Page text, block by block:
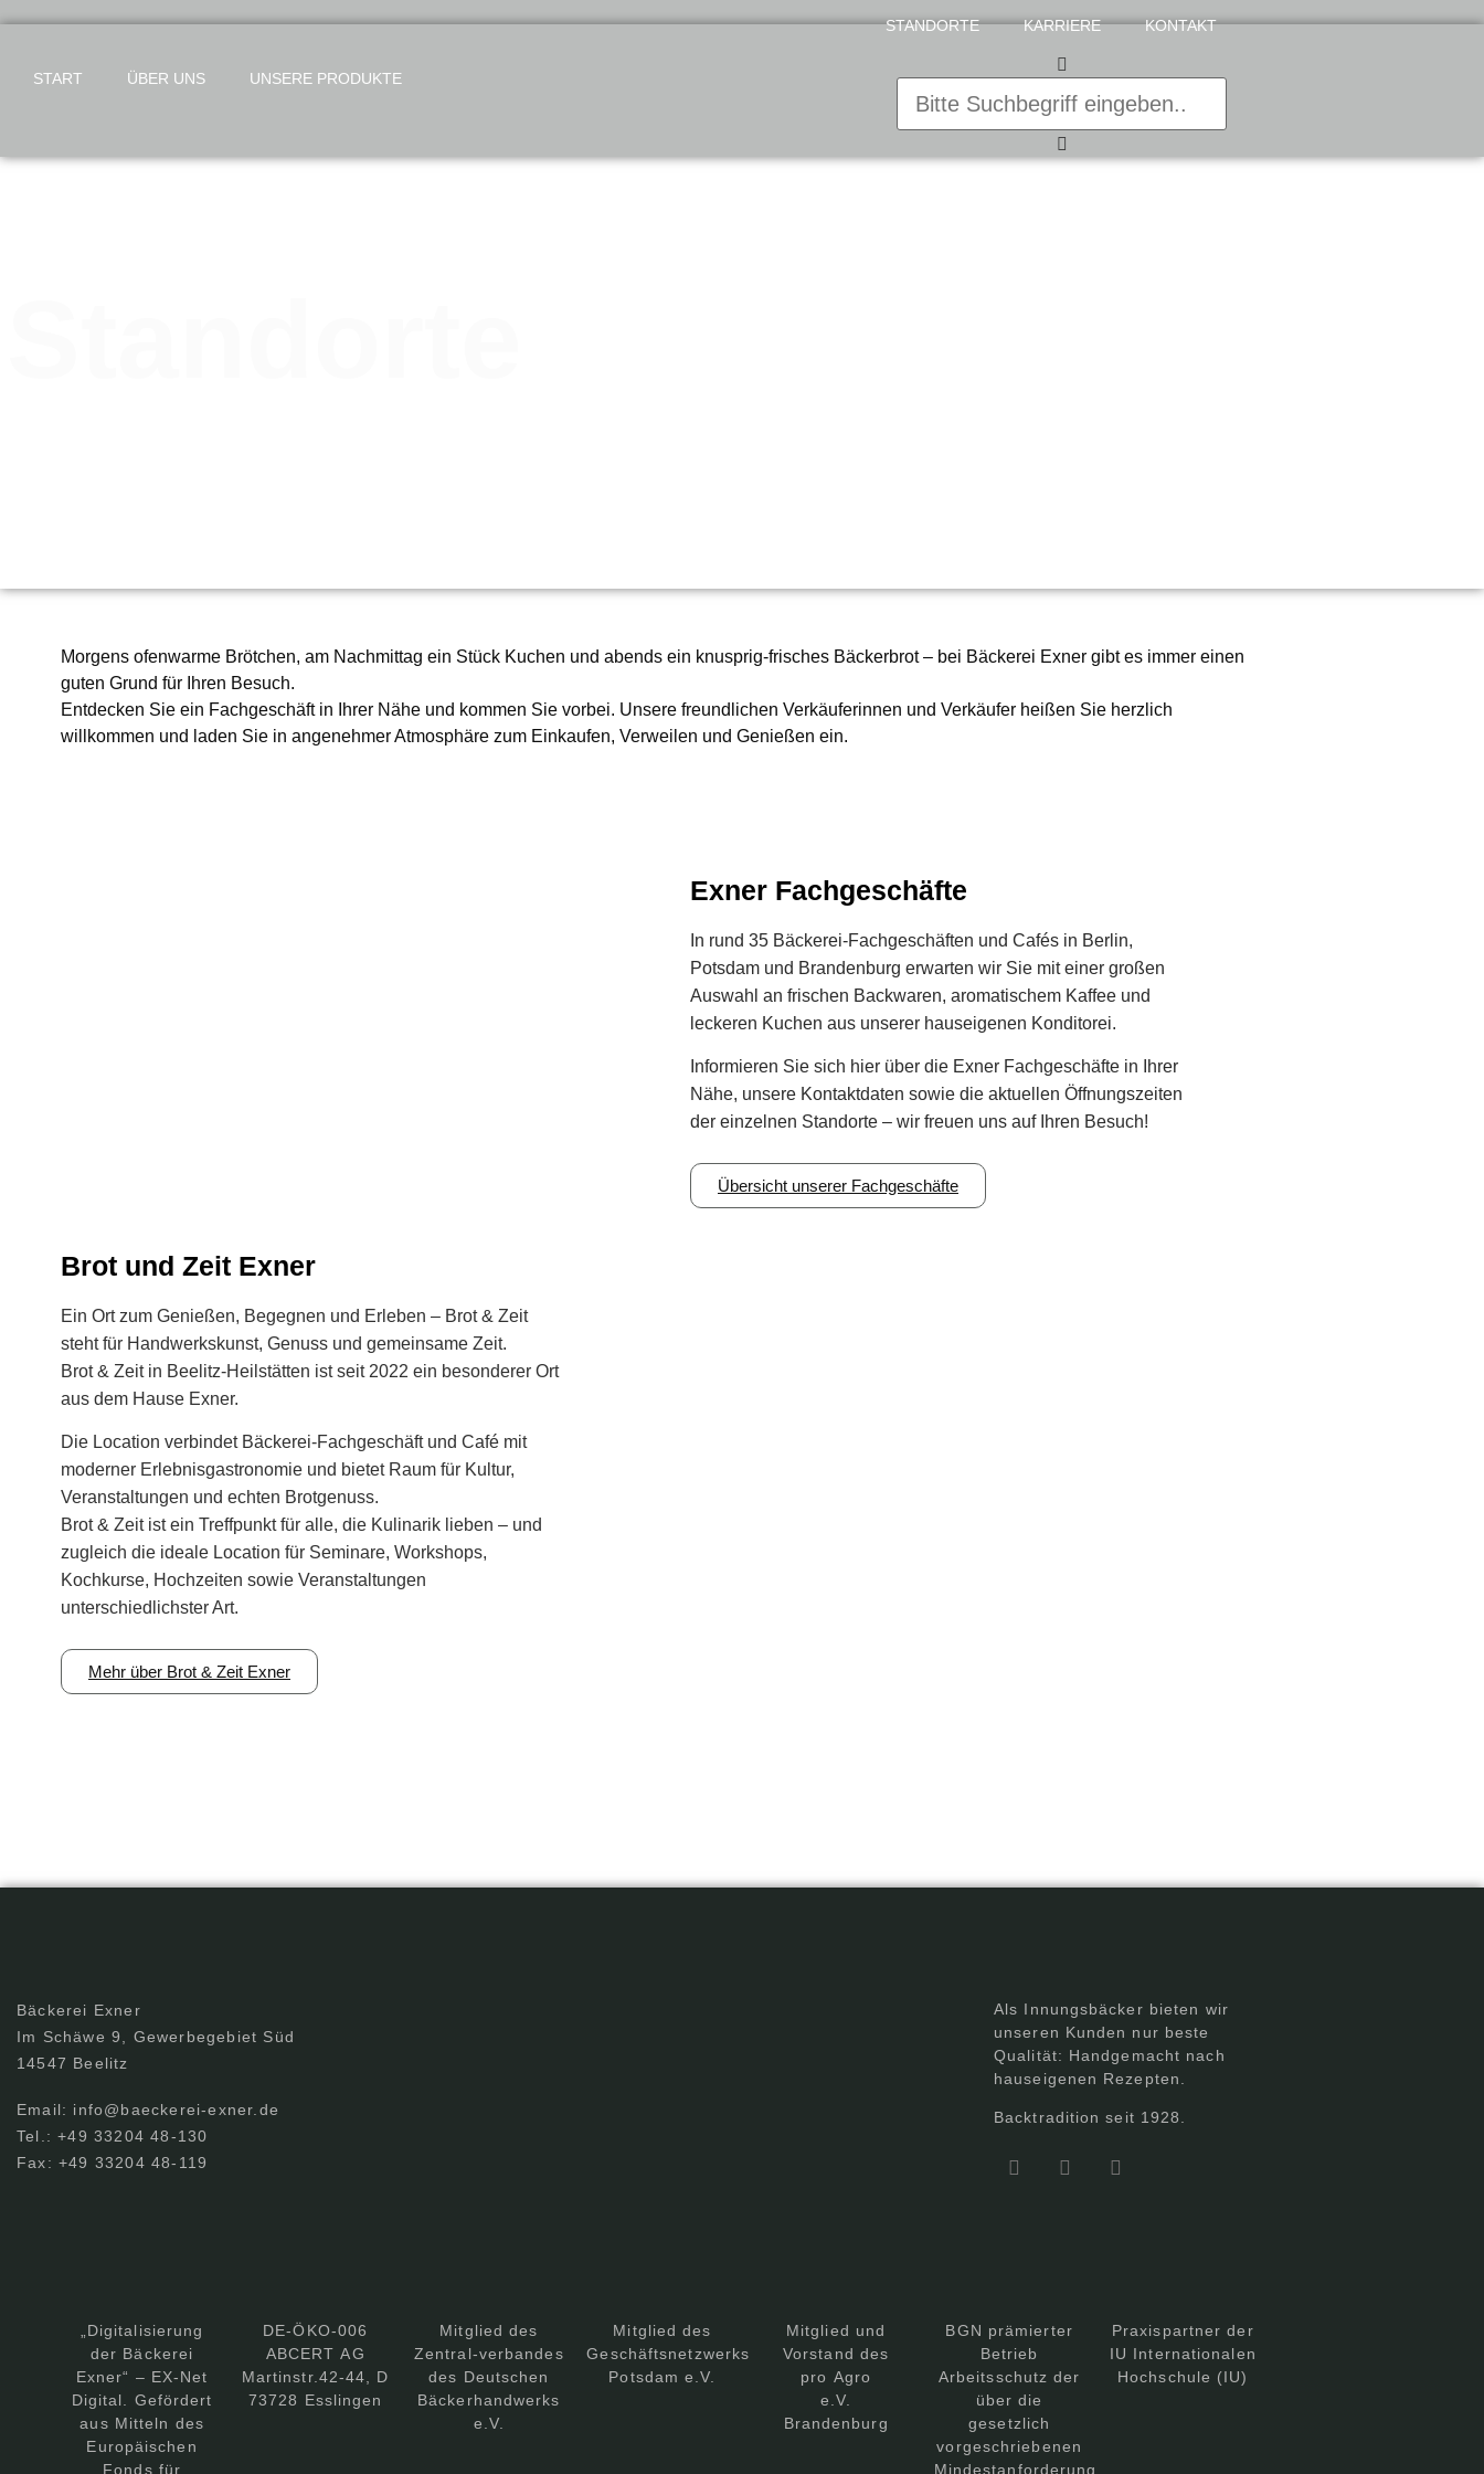
START ÜBER UNS UNSERE PRODUKTE
STANDORTE KARRIERE KONTAKT
Morgens ofenwarme Brötchen, am Nachmittag ein Stück Kuchen und abends ein knusprig-frisches Bäckerbrot – bei Bäckerei Exner gibt es immer einen
guten Grund für Ihren Besuch.
Entdecken Sie ein Fachgeschäft in Ihrer Nähe und kommen Sie vorbei. Unsere freundlichen Verkäuferinnen und Verkäufer heißen Sie herzlich
willkommen und laden Sie in angenehmer Atmosphäre zum Einkaufen, Verweilen und Genießen ein.
Exner Fachgeschäfte
In rund 35 Bäckerei‑Fachgeschäften und Cafés in Berlin,
Potsdam und Brandenburg erwarten wir Sie mit einer großen
Auswahl an frischen Backwaren, aromatischem Kaffee und
leckeren Kuchen aus unserer hauseigenen Konditorei.
Informieren Sie sich hier über die Exner Fachgeschäfte in Ihrer
Nähe, unsere Kontaktdaten sowie die aktuellen Öffnungszeiten
der einzelnen Standorte – wir freuen uns auf Ihren Besuch!
Übersicht unserer Fachgeschäfte
Brot und Zeit Exner
Ein Ort zum Genießen, Begegnen und Erleben – Brot & Zeit
steht für Handwerkskunst, Genuss und gemeinsame Zeit.
Brot & Zeitin Beelitz‑Heilstätten ist seit 2022 ein besonderer Ort
aus dem Hause Exner.
Die Location verbindet Bäckerei‑Fachgeschäft und Café mit
moderner Erlebnisgastronomie und bietet Raum für Kultur,
Veranstaltungen und echten Brotgenuss.
Brot & Zeit ist ein Treffpunkt für alle, die Kulinarik lieben – und
zugleich die ideale Location für Seminare, Workshops,
Kochkurse, Hochzeiten sowie Veranstaltungen
unterschiedlichster Art.
Mehr über Brot & Zeit Exner
Bäckerei Exner
Im Schäwe 9, Gewerbegebiet Süd
14547 Beelitz
Email: info@baeckerei-exner.de
Tel.: +49 33204 48-130
Fax: +49 33204 48-119
Als Innungsbäcker bieten wir
unseren Kunden nur beste
Qualität: Handgemacht nach
hauseigenen Rezepten.
Backtradition seit 1928.
„Digitalisierung
der Bäckerei
Exner“ – EX-Net
Digital. Gefördert
aus Mitteln des
Europäischen
Fonds für
DE-ÖKO-006
ABCERT AG
Martinstr.42-44, D
73728 Esslingen
Mitglied des
Zentral-verbandes
des Deutschen
Bäckerhandwerks
e.V.
Mitglied des
Geschäftsnetzwerks
Potsdam e.V.
Mitglied und
Vorstand des
pro Agro
e.V.
Brandenburg
BGN prämierter
Betrieb
Arbeitsschutz der
über die
gesetzlich
vorgeschriebenen
Mindestanforderung
Praxispartner der
IU Internationalen
Hochschule (IU)